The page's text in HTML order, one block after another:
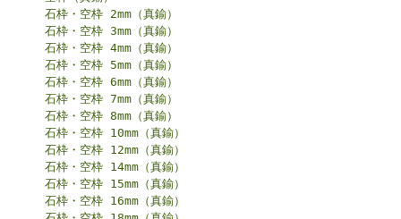
石枠・空枠 2mm（真鍮）
石枠・空枠 3mm（真鍮）
石枠・空枠 4mm（真鍮）
石枠・空枠 5mm（真鍮）
石枠・空枠 6mm（真鍮）
石枠・空枠 7mm（真鍮）
石枠・空枠 8mm（真鍮）
石枠・空枠 10mm（真鍮）
石枠・空枠 12mm（真鍮）
石枠・空枠 14mm（真鍮）
石枠・空枠 15mm（真鍮）
石枠・空枠 16mm（真鍮）